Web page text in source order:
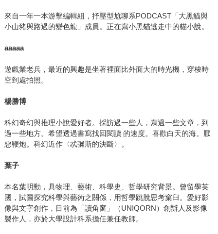
來自一年一本游擊編輯組，抒壓型尬聊系PODCAST「大黑貓與
小山豬與路過的變色龍」成員。正在寫小黑貓逃走中的貓小說。
aaaaa
遊戲業老兵，最近的興趣是坐著裡面比外面大的時光機，穿梭時
空到處拍照。
楊勝博
科幻奇幻與推理小說愛好者。採訪過一些人，寫過一些文章，到
過一些地方。希望透過書寫找回閱讀 的速度。喜歡白天的海。厭
惡鞭炮。科幻近作〈忒彌斯的決斷〉。
葉子
本名葉明勳，具物理、藝術、科學史、哲學研究背景。曾留學英
國，試圖探究科學與藝術之關係，用哲學跳脫思考窠臼。愛好影
像與文字創作，目前為「讀角窗」（UNIQORN）創辦人及影像
製作人，亦於大學設計科系擔任兼任教師。